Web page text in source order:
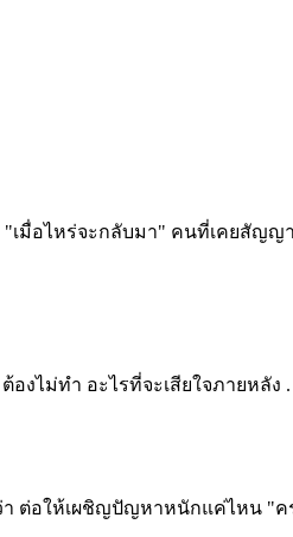
เมื่อไหร่จะกลับมา" คนที่เคยสัญญา
องไม่ทำ อะไรที่จะเสียใจภายหลัง .
า ต่อให้เผชิญปัญหาหนักแค่ไหน "